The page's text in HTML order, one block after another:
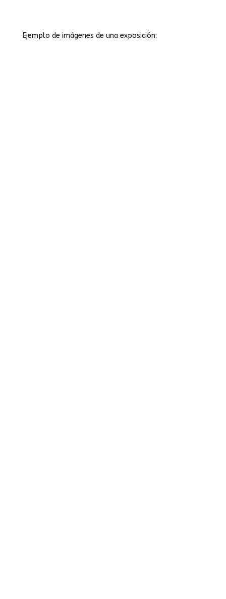
Ejemplo de imágenes de una exposición: